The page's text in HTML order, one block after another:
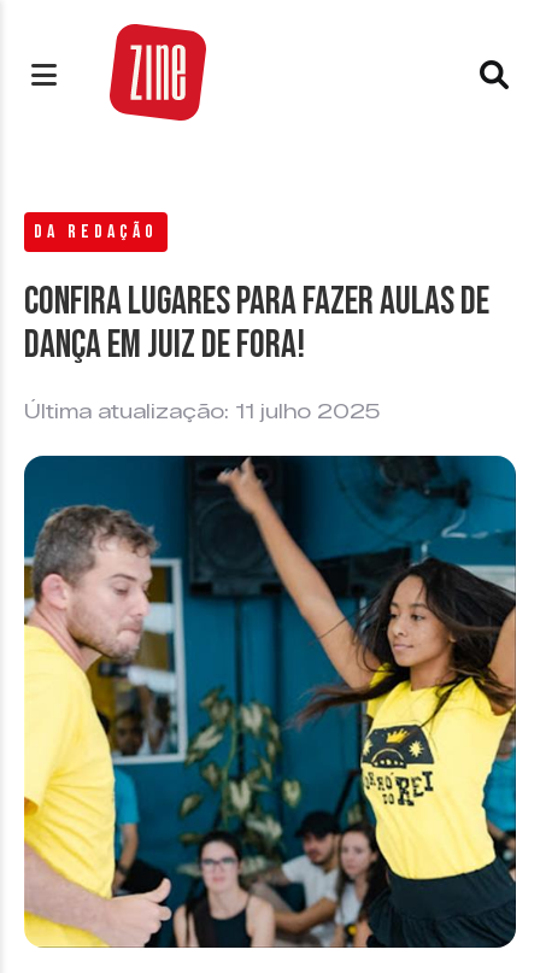
DA REDAÇÃO
Confira lugares para fazer aulas de
dança em Juiz de Fora!
Última atualização: 11 julho 2025